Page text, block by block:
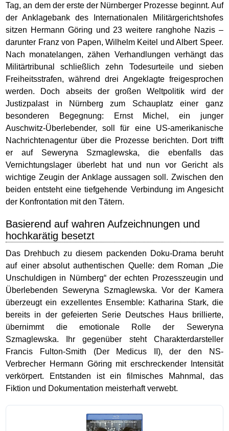
Tag, an dem der erste der Nürnberger Prozesse beginnt. Auf
der Anklagebank des Internationalen Militärgerichtshofes
sitzen Hermann Göring und 23 weitere ranghohe Nazis –
darunter Franz von Papen, Wilhelm Keitel und Albert Speer.
Nach monatelangen, zähen Verhandlungen verhängt das
Militärtribunal schließlich zehn Todesurteile und sieben
Freiheitsstrafen, während drei Angeklagte freigesprochen
werden. Doch abseits der großen Weltpolitik wird der
Justizpalast in Nürnberg zum Schauplatz einer ganz
besonderen Begegnung: Ernst Michel, ein junger
Auschwitz-Überlebender, soll für eine US-amerikanische
Nachrichtenagentur über die Prozesse berichten. Dort trifft
er auf Seweryna Szmaglewska, die ebenfalls das
Vernichtungslager überlebt hat und nun vor Gericht als
wichtige Zeugin der Anklage aussagen soll. Zwischen den
beiden entsteht eine tiefgehende Verbindung im Angesicht
der Konfrontation mit den Tätern.
Basierend auf wahren Aufzeichnungen und
hochkarätig besetzt
Das Drehbuch zu diesem packenden Doku-Drama beruht
auf einer absolut authentischen Quelle: dem Roman „Die
Unschuldigen in Nürnberg“ der echten Prozesszeugin und
Überlebenden Seweryna Szmaglewska. Vor der Kamera
überzeugt ein exzellentes Ensemble: Katharina Stark, die
bereits in der gefeierten Serie Deutsches Haus brillierte,
übernimmt die emotionale Rolle der Seweryna
Szmaglewska. Ihr gegenüber steht Charakterdarsteller
Francis Fulton-Smith (Der Medicus II), der den NS-
Verbrecher Hermann Göring mit erschreckender Intensität
verkörpert. Entstanden ist ein filmisches Mahnmal, das
Fiktion und Dokumentation meisterhaft verwebt.